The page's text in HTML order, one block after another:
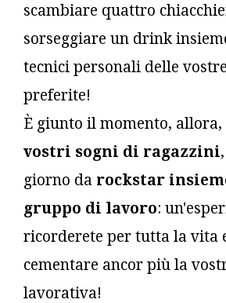
scambiare quattro
sorseggiare un drink
tecnici personali delle
preferite!
È giunto il momento,
vostri sogni di ragazzini
giorno da rockstar
gruppo di lavoro:
ricorderete per tutta la vita
cementare ancor più la
lavorativa!